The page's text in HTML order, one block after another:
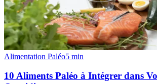
Alimentation Paléo5 min
10 Aliments Paléo à Intégrer dans